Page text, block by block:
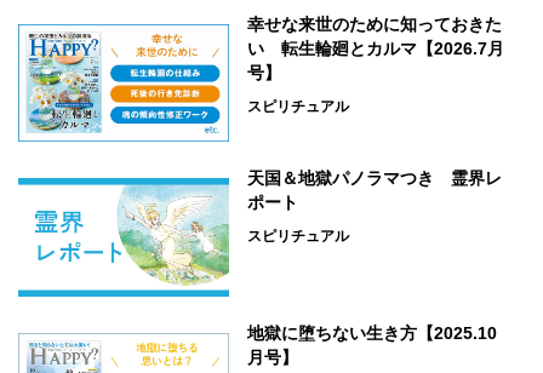
幸せな来世のために知っておきた
い 転生輪廻とカルマ【2026.7月
号】
スピリチュアル
天国＆地獄パノラマつき 霊界レ
ポート
スピリチュアル
地獄に堕ちない生き方【2025.10
月号】